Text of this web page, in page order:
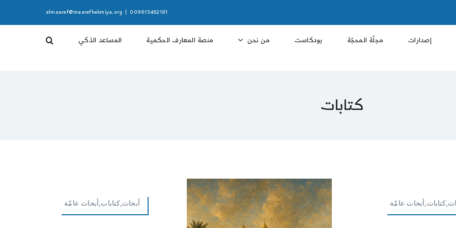
009615462191
almaaref@maarefhekmiya.org
إصدارات مجلّة المحجّة بودكاست من نحن منصة المعارف الحكمية المساعد الذكي
كتابات
عامّة أبحاث,كتابات,أبحاث عامّة